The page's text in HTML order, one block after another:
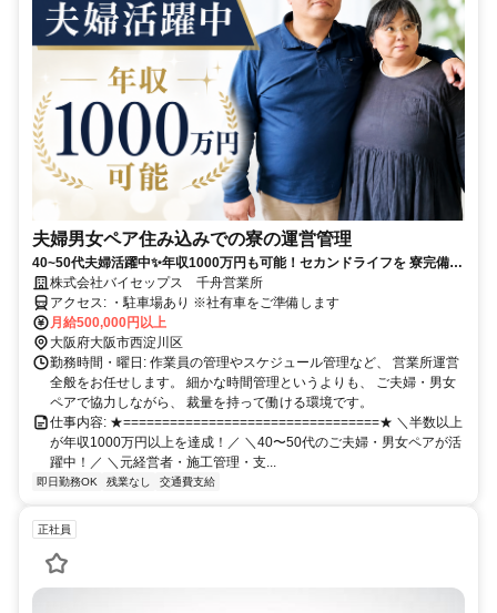
夫婦男女ペア住み込みでの寮の運営管理
40~50代夫婦活躍中✨年収1000万円も可能！セカンドライフを 寮完備で
新生活をはじめませんか？
株式会社バイセップス 千舟営業所
アクセス: ・駐車場あり ※社有車をご準備します
月給500,000円以上
大阪府大阪市西淀川区
勤務時間・曜日: 作業員の管理やスケジュール管理など、 営業所運営
全般をお任せします。 細かな時間管理というよりも、 ご夫婦・男女
ペアで協力しながら、 裁量を持って働ける環境です。
仕事内容: ★=================================★ ＼半数以上
が年収1000万円以上を達成！／ ＼40〜50代のご夫婦・男女ペアが活
躍中！／ ＼元経営者・施工管理・支...
即日勤務OK 残業なし 交通費支給
正社員